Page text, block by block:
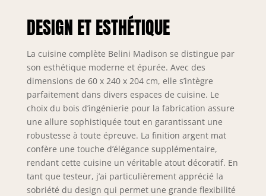
DESIGN ET ESTHÉTIQUE
La cuisine complète Belini Madison se distingue par
son esthétique moderne et épurée. Avec des
dimensions de 60 x 240 x 204 cm, elle s’intègre
parfaitement dans divers espaces de cuisine. Le
choix du bois d’ingénierie pour la fabrication assure
une allure sophistiquée tout en garantissant une
robustesse à toute épreuve. La finition argent mat
confère une touche d’élégance supplémentaire,
rendant cette cuisine un véritable atout décoratif. En
tant que testeur, j’ai particulièrement apprécié la
sobriété du design qui permet une grande flexibilité